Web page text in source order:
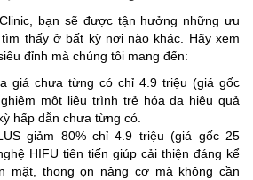
bạn sẽ được tận hưởng những ưu
thấy ở bất kỳ nơi nào khác. Hãy xem
đỉnh mà chúng tôi mang đến:
giá chưa từng có chỉ 4.9 triệu (giá gốc
một liệu trình trẻ hóa da hiệu quả
hấp dẫn chưa từng có.
giảm 80% chỉ 4.9 triệu (giá gốc 25
HIFU tiên tiến giúp cải thiện đáng kể
mặt, thong ọn nâng cơ mà không cần